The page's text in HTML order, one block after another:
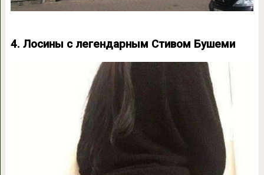
4. Лосины с легендарным Стивом Бушеми